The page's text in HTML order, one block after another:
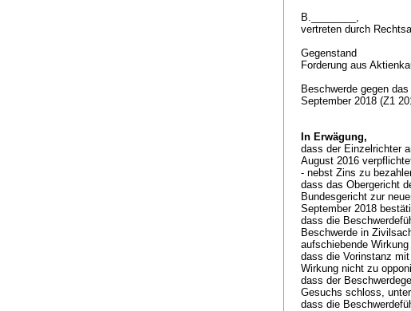
B.________,
vertreten durch
Gegenstand
Forderung aus
Beschwerde gegen
September 2018 (Z1
In Erwägung,
dass der Einzelrichter
August 2016
- nebst Zins zu
dass das Obergericht
Bundesgericht zur
September 2018
dass die
Beschwerde in
aufschiebende
dass die Vorinstanz
Wirkung nicht zu
dass der
Gesuchs schloss,
dass die